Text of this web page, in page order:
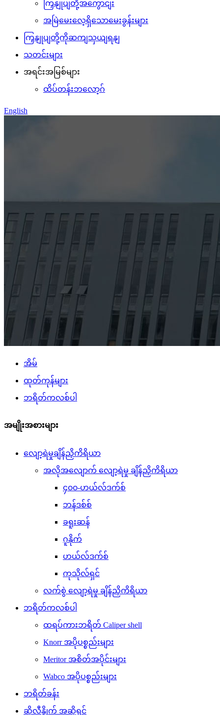
ကြှနျုပျတို့အကွောငျး
အမြဲမေးလေ့ရှိသောမေးခွန်းများ
ကြှနျုပျတို့ကိုဆကျသှယျရနျ
သတင်းများ
အရင်းအမြစ်များ
ထိပ်တန်းဘလော့ဂ်
English
အိမ်
ထုတ်ကုန်များ
ဘရိတ်ကလစ်ပါ
အမျိုးအစားများ
လျော့ရဲမှုချိန်ညှိကိရိယာ
အလိုအလျောက် လျော့ရဲမှု ချိန်ညှိကိရိယာ
၄၀၀-ဟယ်လ်ဒက်စ်
ဘန်ဒစ်စ်
ခရူးဆန်
ဂူနိုက်
ဟယ်လ်ဒက်စ်
ကုသိုလ်ရှင်
လက်စွဲ လျော့ရဲမှု ချိန်ညှိကိရိယာ
ဘရိတ်ကလစ်ပါ
ထရပ်ကားဘရိတ် Caliper shell
Knorr အပိုပစ္စည်းများ
Meritor အစိတ်အပိုင်းများ
Wabco အပိုပစ္စည်းများ
ဘရိတ်ခန်း
ဆိုလီနွိုက် အဆို့ရှင်